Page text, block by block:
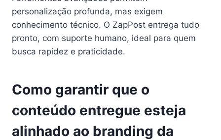
personalização profunda, mas exigem
conhecimento técnico. O ZapPost entrega tudo
pronto, com suporte humano, ideal para quem
busca rapidez e praticidade.
Como garantir que o
conteúdo entregue esteja
alinhado ao branding da